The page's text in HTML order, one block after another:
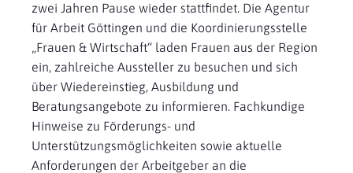
zwei Jahren Pause wieder stattfindet. Die Agentur
für Arbeit Göttingen und die Koordinierungsstelle
„Frauen & Wirtschaft“ laden Frauen aus der Region
ein, zahlreiche Aussteller zu besuchen und sich
über Wiedereinstieg, Ausbildung und
Beratungsangebote zu informieren. Fachkundige
Hinweise zu Förderungs- und
Unterstützungsmöglichkeiten sowie aktuelle
Anforderungen der Arbeitgeber an die